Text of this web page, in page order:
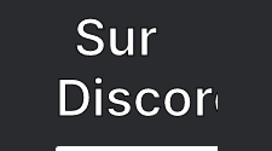
Sur
Discord